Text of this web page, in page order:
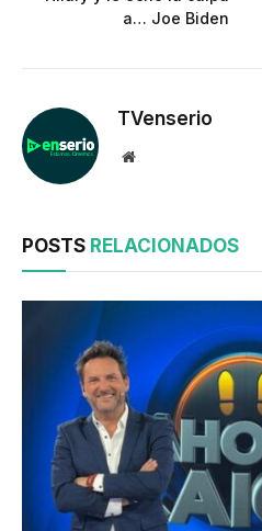
a… Joe Biden
TVenserio
Website
POSTS RELACIONADOS